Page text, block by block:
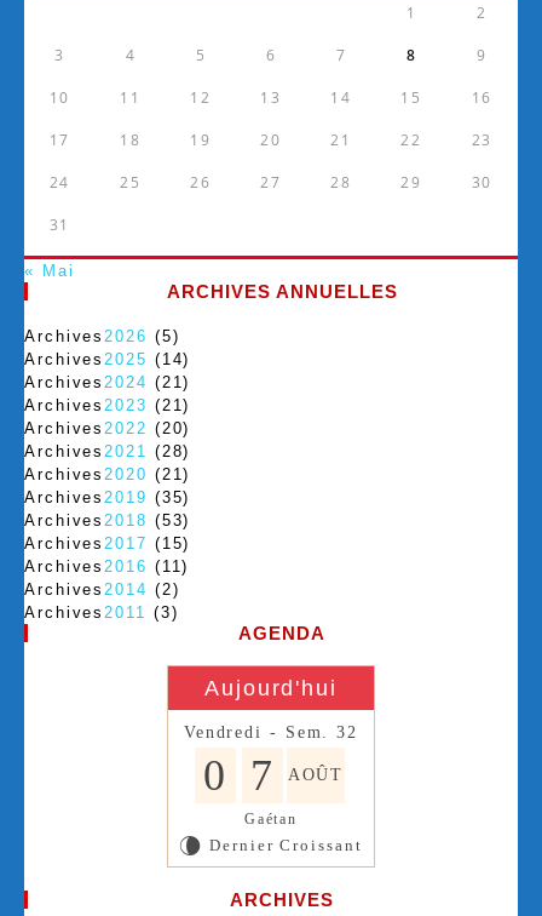
1 2
3 4 5 6 7 8 9
10 11 12 13 14 15 16
17 18 19 20 21 22 23
24 25 26 27 28 29 30
31
« Mai
ARCHIVES ANNUELLES
Archives 2026 (5)
Archives 2025 (14)
Archives 2024 (21)
Archives 2023 (21)
Archives 2022 (20)
Archives 2021
(28)
Archives 2020 (21)
Archives 2019 (35)
Archives 2018 (53)
Archives 2017 (15)
Archives 2016 (11)
Archives 2014 (2)
Archives 2011 (3)
AGENDA
Aujourd'hui
Vendredi - Sem. 32
0 7 AOÛT
Gaétan
V Dernier Croissant
ARCHIVES